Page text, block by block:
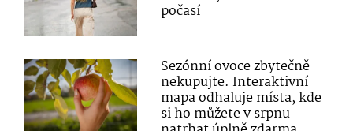
počasí
Sezónní ovoce zbytečně
nekupujte. Interaktivní
mapa odhaluje místa, kde
si ho můžete v srpnu